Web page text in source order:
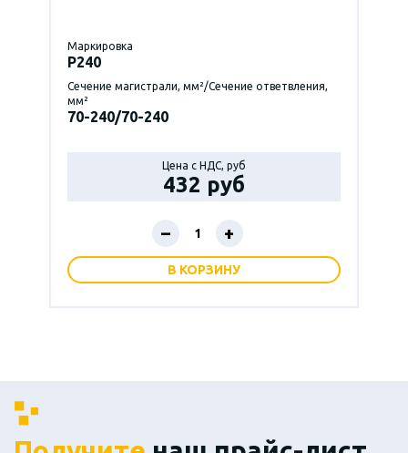
Маркировка
P240
Сечение магистрали, мм²/Сечение ответвления,
мм²
70-240/70-240
Цена с НДС, руб
432 руб
– +
В КОРЗИНУ